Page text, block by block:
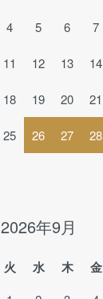
4 5 6 7
11 12 13 14
18 19 20 21
25 26 27 28
2026年9月
火 水 木 金